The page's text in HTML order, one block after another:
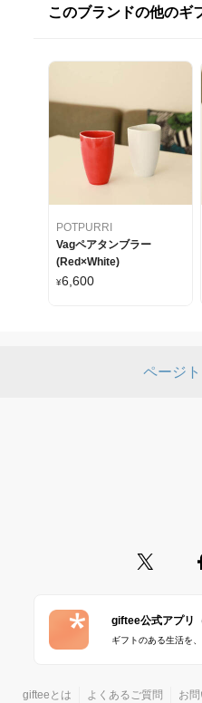
このブランドの他のギ
POTPURRI
Vagペアタンブラー
(Red×White)
¥6,600
ページ
giftee公式アプリ
ギフトのある生活を
gifteeとは よくあるご質問 お